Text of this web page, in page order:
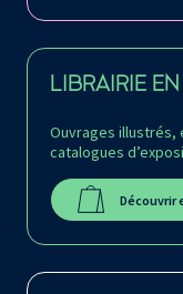
LIBRAIRIE
Ouvrages
catalogues
Découvrir